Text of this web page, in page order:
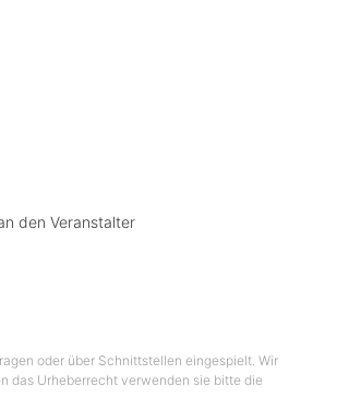
den Veranstalter
oder über Schnittstellen eingespielt. Wir
das Urheberrecht verwenden sie bitte die